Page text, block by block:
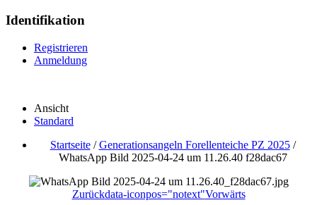
Identifikation
Registrieren
Anmeldung
Ansicht
Standard
Startseite/Generationsangeln Forellenteiche PZ 2025/
WhatsApp Bild 2025-04-24 um 11.26.40 f28dac67
Zurückdata-iconpos="notext"Vorwärts